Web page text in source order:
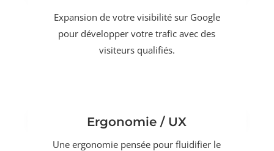
Expansion de votre visibilité sur Google
pour développer votre trafic avec des
visiteurs qualifiés.
Ergonomie / UX
Une ergonomie pensée pour fluidifier le